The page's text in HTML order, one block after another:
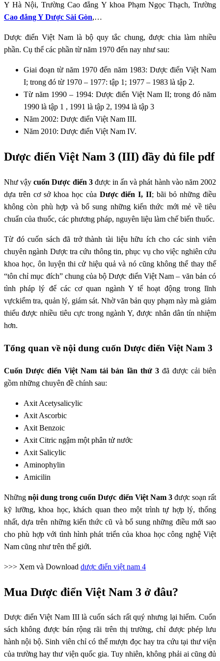
Y Hà Nội, Trường Cao đẳng Y khoa Phạm Ngọc Thạch, Trường
Cao đẳng Y Dược Sài Gòn,…
Dược điển Việt Nam là bộ quy tắc chung, được chia làm nhiều
phần. Cụ thể các phần từ năm 1970 đến nay như sau:
Giai đoạn từ năm 1970 đến năm 1983: Dược điển Việt Nam
I; trong đó từ 1970 – 1977: tập 1; 1977 – 1983 là tập 2.
Từ năm 1990 – 1994: Dược điển Việt Nam II; trong đó năm
1990 là tập 1 , 1991 là tập 2, 1994 là tập 3
Năm 2002: Dược điển Việt Nam III.
Năm 2010: Dược điển Việt Nam IV.
Dược điển Việt Nam 3 (III) đầy đủ file pdf
Như vậycuốn Dược điển 3được in ấn và phát hành vào năm 2002
dựa trên cơ sở khoa học của Dược điển I, II; bãi bỏ những điều
không còn phù hợp và bổ sung những kiến thức mới mẻ về tiêu
chuẩn của thuốc, các phương pháp, nguyên liệu làm chế biến thuốc.
Từ đó cuốn sách đã trở thành tài liệu hữu ích cho các sinh viên
chuyên ngành Dược tra cứu thông tin, phục vụ cho việc nghiên cứu
khoa học, ôn luyện thi cử hiệu quả và nó cũng không thể thay thế
“tôn chỉ mục đích” chung của bộ Dược điển Việt Nam – văn bản có
tình pháp lý để các cơ quan ngành Y tế hoạt động trong lĩnh
vựckiểm tra, quản lý, giám sát. Nhờ văn bản quy phạm này mà giảm
thiểu được nhiều tiêu cực trong ngành Y, được nhân dân tín nhiệm
hơn.
Tổng quan về nội dung cuốn Dược điển Việt Nam 3
Cuốn Dược điển Việt Nam tái bản lần thứ 3đã được cải biên
gồm những chuyên đề chính sau:
Axit Acetysalicylic
Axit Ascorbic
Axit Benzoic
Axit Citric ngậm một phân tử nước
Axit Salicylic
Aminophylin
Amicilin
Nhữngnội dung trong cuốn Dược điển Việt Nam 3được soạn rất
kỹ lưỡng, khoa học, khách quan theo một trình tự hợp lý, thống
nhất, dựa trên những kiến thức cũ và bổ sung những điều mới sao
cho phù hợp với tình hình phát triển của khoa học công nghệ Việt
Nam cũng như trên thế giới.
>>> Xem và Download dược điển việt nam 4
Mua Dược điển Việt Nam 3 ở đâu?
Dược điển Việt Nam III là cuốn sách rất quý nhưng lại hiếm. Cuốn
sách không được bán rộng rãi trên thị trường, chỉ được phép lưu
hành nội bộ. Sinh viên chỉ có thể mượn đọc hay tra cứu tại thư viện
của trường hay thư viện quốc gia. Tuy nhiên, không phải ai cũng đủ